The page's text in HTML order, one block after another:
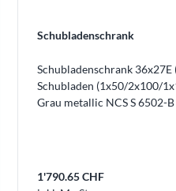
Schubladenschrank
Schubladenschrank
Schubladen (1x50/2x100/
Grau metallic NCS S 6502-B
1'790.65 CHF